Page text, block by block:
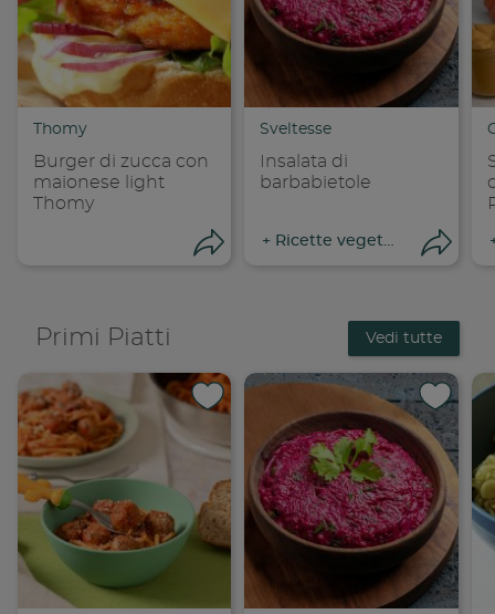
Thomy
Burger di zucca con
maionese light
Thomy
Condividi su
Copia link
Sveltesse
Insalata di
barbabietole
+ Ricette vegetariane
Primi Piatti Vedi tutte